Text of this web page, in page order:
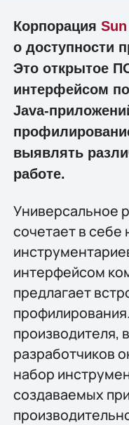
Корпорация
о доступности
Это открытое
интерфейсом
Java-
выявлять
работе.
Универсальное
сочетает в себе
интерфейсом
предлагает
производителя,
разработчиков
набор
создаваемых